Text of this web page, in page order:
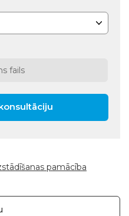
fails
pamācība